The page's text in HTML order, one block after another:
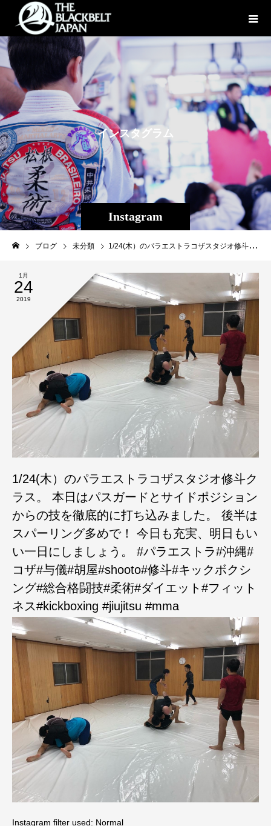
Instagram
インスタグラ ム
ブログ 未分類 1/24(木）のパラエストラコザスタジオ修斗クラス。 本日はパスガードとサイドポジションからの技を徹底的に打ち込みました。 後半はスパーリング多めで！ 今日も充実、明日もいい一日にしましょう。 #パラエストラ#沖縄#コザ#与儀#胡屋#shooto#修斗#キックボクシング#総合格闘技#柔術#ダイエット#フィットネス#kickboxing #jiujitsu #mma
1月
24
2019
1/24(木）のパラエストラコザスタジオ修斗ク
ラス。 本日はパスガードとサイドポジション
からの技を徹底的に打ち込みました。 後半は
スパーリング多めで！ 今日も充実、明日もい
い一日にしましょう。 #パラエストラ#沖縄#
コザ#与儀#胡屋#shooto#修斗#キックボクシ
ング#総合格闘技#柔術#ダイエット#フィット
ネス#kickboxing #jiujitsu #mma
Instagram filter used: Normal